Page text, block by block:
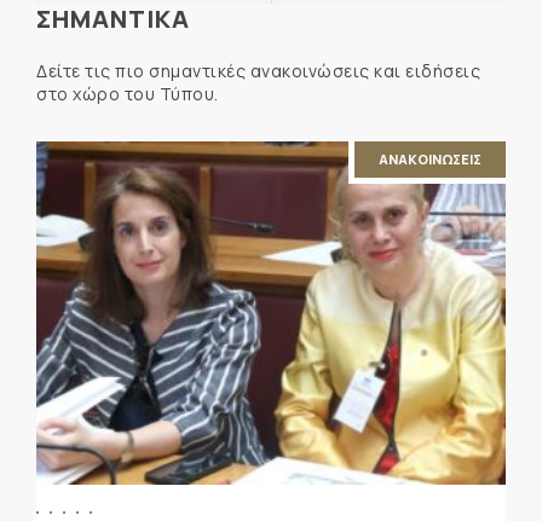
ΣΗΜΑΝΤΙΚΑ
Δείτε τις πιο σημαντικές ανακοινώσεις και ειδήσεις
στο χώρο του Τύπου.
ΑΝΑΚΟΙΝΩΣΕΙΣ